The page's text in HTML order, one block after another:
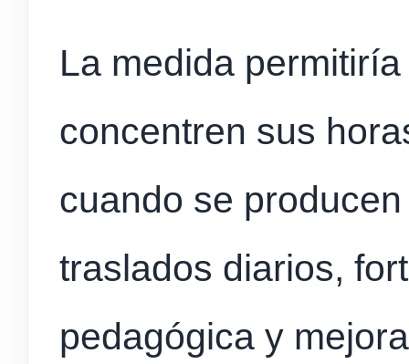
La medida
concentren sus
cuando se
traslados diarios,
pedagógica y